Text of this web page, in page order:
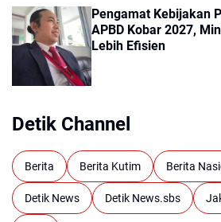
Pengamat Kebijakan
APBD Kobar 2027,
Lebih Efisien
Detik Channel
Berita Berita Kutim Berita
Detik News Detik News.sbs